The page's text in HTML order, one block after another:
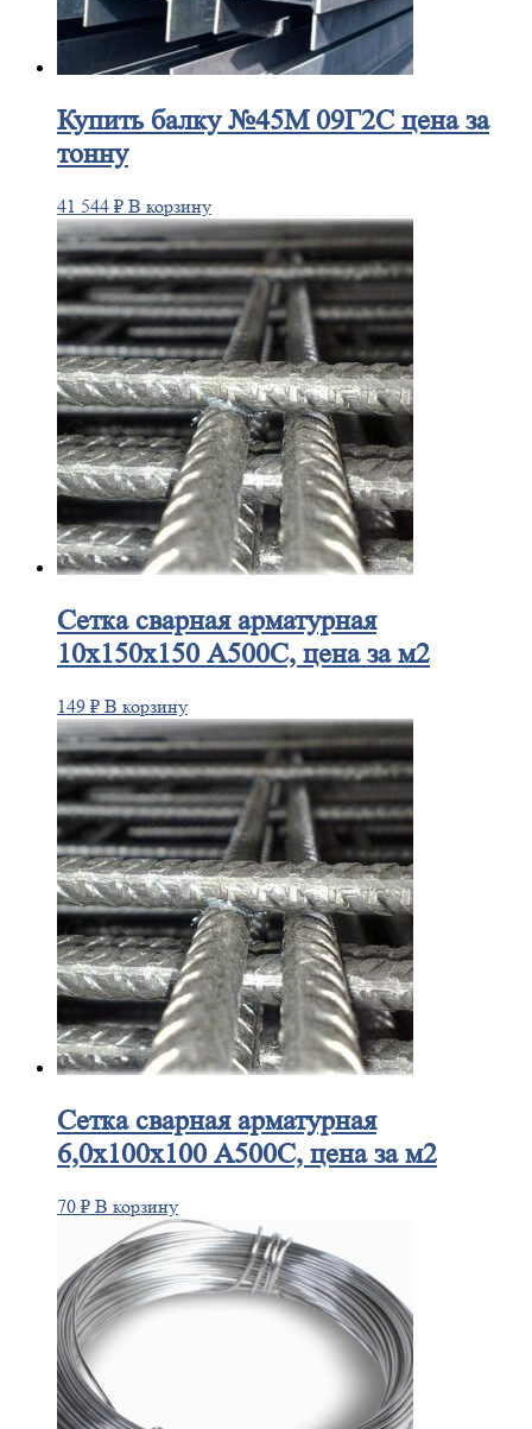
Купитьбалку №45М 09Г2С цена за
тонну
41 544 ₽ В корзину
Сеткасварная арматурная
10х150х150 А500С, цена за м2
149 ₽ В корзину
Сеткасварная арматурная
6,0х100х100 А500С, цена за м2
70 ₽ В корзину